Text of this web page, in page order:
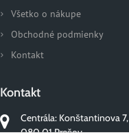
Všetko o nákupe
Obchodné podmienky
Kontakt
Kontakt
Centrála: Konštantinova 7,
080 01 Prešov